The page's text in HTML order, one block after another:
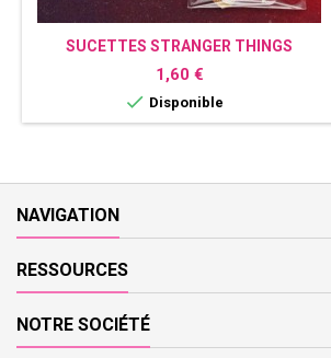
SUCETTES STRANGER THINGS
Prix
1,60 €
 Disponible
NAVIGATION
RESSOURCES
NOTRE SOCIÉTÉ